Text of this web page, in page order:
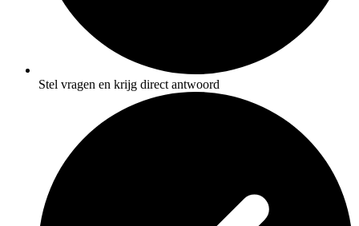
Stel vragen en krijg direct antwoord